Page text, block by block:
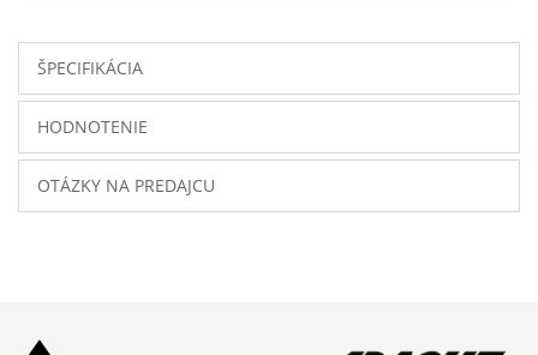
ŠPECIFIKÁCIA
HODNOTENIE
OTÁZKY NA PREDAJCU